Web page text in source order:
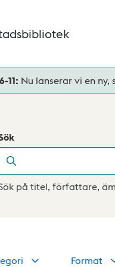
11: Nu lanserar vi en
på titel, författare,
Format